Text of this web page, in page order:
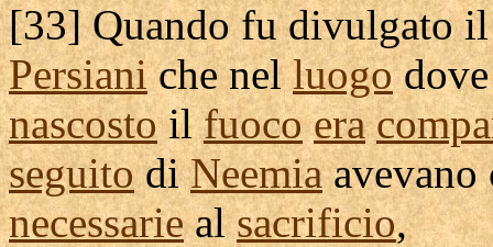
[33] Quando fudivulgato
Persianiche nelluogo
nascostoilfuoco era
seguitodiNeemiaavevano
necessariealsacrificio,